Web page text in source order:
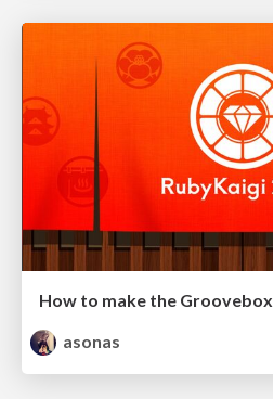
How to make the Groovebox
asonas